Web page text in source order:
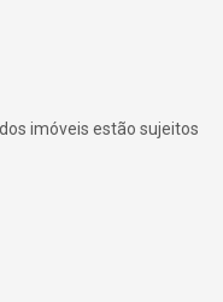
imóveis estão sujeitos